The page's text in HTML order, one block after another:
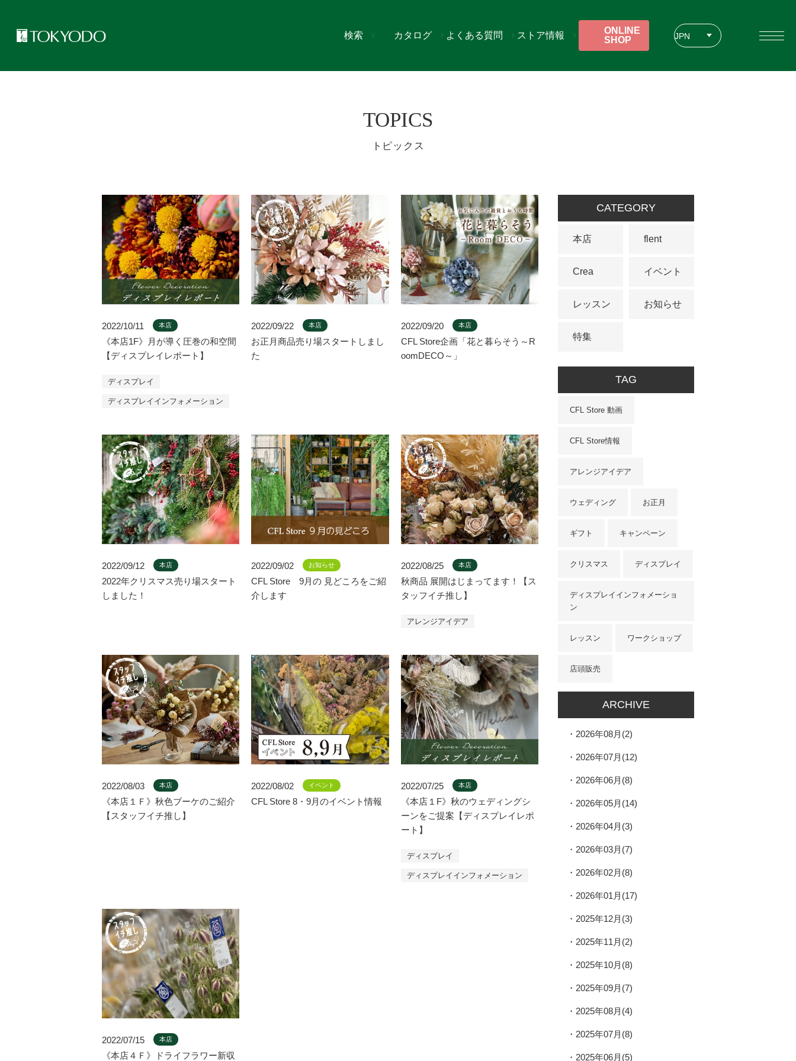
検索 JPN
カタログ よくある質問 ストア情報
ONLINE
SHOP
TOPICS
トピックス
2022/10/11 本店
《本店1F》月が導く圧巻の和空間
【ディスプレイレポート】
ディスプレイ
ディスプレイインフォメーション
2022/09/22 本店
お正月商品売り場スタートしまし
た
2022/09/20 本店
CFL Store企画「花と暮らそう～R
oomDECO～」
2022/09/12 本店
2022年クリスマス売り場スタート
しました！
2022/09/02 お知らせ
CFL Store 9月の 見どころをご紹
介します
2022/08/25 本店
秋商品 展開はじまってます！【ス
タッフイチ推し】
アレンジアイデア
2022/08/03 本店
《本店１Ｆ》秋色ブーケのご紹介
【スタッフイチ推し】
2022/08/02 イベント
CFL Store 8・9月のイベント情報
2022/07/25 本店
《本店１F》秋のウェディングシ
ーンをご提案【ディスプレイレポ
ート】
ディスプレイ
ディスプレイインフォメーション
2022/07/15 本店
《本店４Ｆ》ドライフラワー新収
CATEGORY
本店 flent
Crea イベント
レッスン お知らせ
特集
TAG
CFL Store 動画
CFL Store情報
アレンジアイデア
ウェディング お正月
ギフト キャンペーン
クリスマス ディスプレイ
ディスプレイインフォメーショ
ン
レッスン ワークショップ
店頭販売
ARCHIVE
2026年08月(2)
2026年07月(12)
2026年06月(8)
2026年05月(14)
2026年04月(3)
2026年03月(7)
2026年02月(8)
2026年01月(17)
2025年12月(3)
2025年11月(2)
2025年10月(8)
2025年09月(7)
2025年08月(4)
2025年07月(8)
2025年06月(5)